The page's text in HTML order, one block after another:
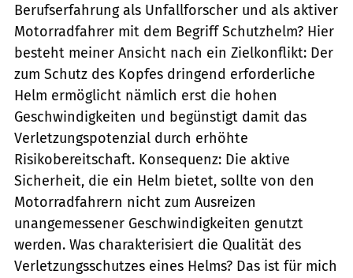
Berufserfahrung als Unfallforscher und als aktiver
Motorradfahrer mit dem Begriff Schutzhelm? Hier
besteht meiner Ansicht nach ein Zielkonflikt: Der
zum Schutz des Kopfes dringend erforderliche
Helm ermöglicht nämlich erst die hohen
Geschwindigkeiten und begünstigt damit das
Verletzungspotenzial durch erhöhte
Risikobereitschaft. Konsequenz: Die aktive
Sicherheit, die ein Helm bietet, sollte von den
Motorradfahrern nicht zum Ausreizen
unangemessener Geschwindigkeiten genutzt
werden. Was charakterisiert die Qualität des
Verletzungsschutzes eines Helms? Das ist für mich